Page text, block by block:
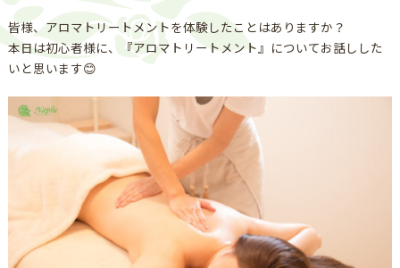
皆様、アロマトリートメントを体験したことはありますか？
本日は初心者様に、『アロマトリートメント』についてお話しした
いと思います😊